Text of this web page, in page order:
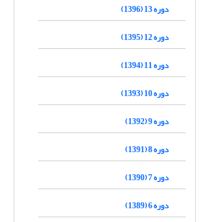
دوره 13 (1396)
دوره 12 (1395)
دوره 11 (1394)
دوره 10 (1393)
دوره 9 (1392)
دوره 8 (1391)
دوره 7 (1390)
دوره 6 (1389)